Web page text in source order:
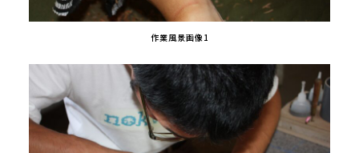
作業風景画像1